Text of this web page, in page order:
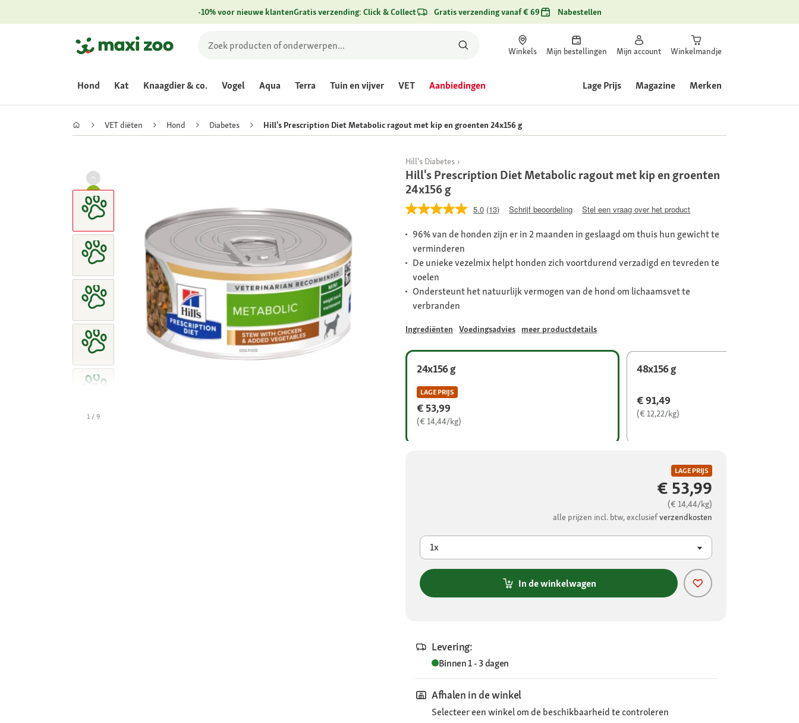
-10% voor nieuwe klantenGratis verzending: Click & Collect Gratis verzending vanaf € 69 Nabestellen
Winkels Mijn bestellingen Mijn account Winkelmandje
Hond Kat Knaagdier & co. Vogel Aqua Terra Tuin en vijver VET Aanbiedingen Lage Prijs Magazine Merken
VET diëten Hond Diabetes Hill's Prescription Diet Metabolic ragout met kip en groenten 24x156 g
1 / 9
Hill's Diabetes
Hill's Prescription Diet Metabolic ragout met kip en groenten
24x156 g
5.0 (13) Schrijf beoordeling Stel een vraag over het product
96% van de honden zijn er in 2 maanden in geslaagd om thuis hun gewicht te
verminderen
De unieke vezelmix helpt honden zich voortdurend verzadigd en tevreden te
voelen
Ondersteunt het natuurlijk vermogen van de hond om lichaamsvet te
verbranden
Ingrediënten Voedingsadvies meer productdetails
24x156 g
LAGE PRIJS
€ 53,99
(€ 14,44/kg)
48x156 g
€ 91,49
(€ 12,22/kg)
LAGE PRIJS
€ 53,99
(€ 14,44/kg)
alle prijzen incl. btw, exclusiefverzendkosten
1x
In de winkelwagen
Levering:
Binnen 1 - 3 dagen
Afhalen in de winkel
Selecteer een winkel om de beschikbaarheid te controleren